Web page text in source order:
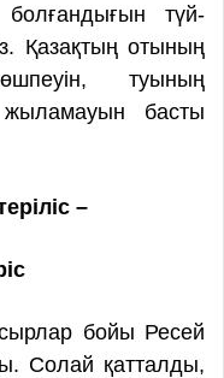
түй­
Қазақтың отының
туы­ның
басты
–
бойы Ресей
Солай қатталды,